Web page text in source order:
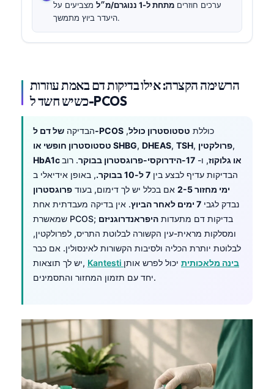
ערכים חוזרים מתחת ל-1 ננוגרם/מ״ל
מצביעים על
היעדר ביוץ מתמשך.
הרשימה הקצרה: אילו בדיקות דם באמת עוזרות
כשיש חשד ל-PCOS
הבדיקהשל דם ל-PCOS כוללת טסטוסטרון כולל,
טסטוסטרון חופשי או SHBG, DHEAS, TSH, פרולקטין,
HbA1c או גלוקוז, ו- 17-הידרוקסי-פרוגסטרון בבוקר
. רוב
הבדיקות עדיף לבצע בין 7 ל-10 בבוקר.
, באופן אידיאלי ב
ימי מחזור 2-5
אם בכלל יש לך דימום, בעוד פרוגסטרון
נבדק לגבי 7 ימים לאחר הביוץ
. אין בדיקה מעבדתית אחת
שמאשרת PCOS; בדיקות דם מתעדות היפראנדרוגניזם
ומסלקות מראית-עין הקשורה לבלוטת התריס, לפרולקטין,
לבלוטת יותרת הכליה ולסיבות הקשורות לאינסולין. אם כבר
יש לך תוצאות,
Kantesti בינה מלאכותית יכול לפרש אותן
יחד עם תזמון המחזור והתסמינים.